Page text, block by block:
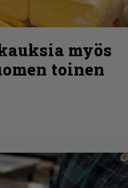
myös
toinen